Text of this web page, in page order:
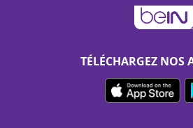
TÉLÉCHARGEZ NOS